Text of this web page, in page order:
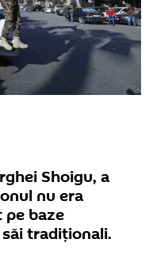
Shoigu, a
nu era
baze
tradiționali.